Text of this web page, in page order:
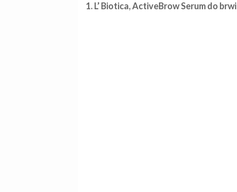
1. L’ Biotica, ActiveBrow Serum do brwi